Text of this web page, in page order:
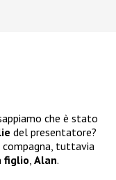
che è stato
del presentatore?
compagna, tuttavia
figlio, Alan.